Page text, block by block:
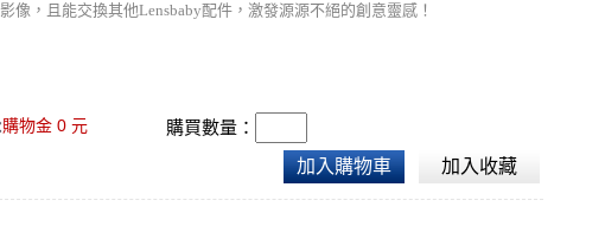
，且能交換其他Lensbaby配件，激發源源不絕的創意靈感！
購物金 0元 購買數量：
加入購物車 加入收藏